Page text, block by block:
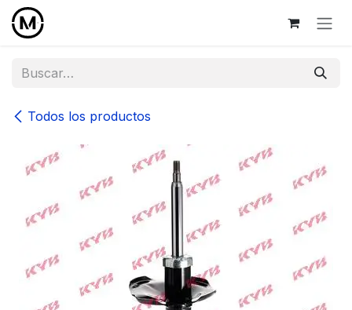
Ir al contenido
Todos los productos